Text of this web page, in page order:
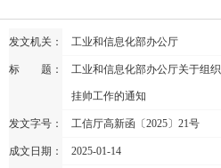
发文机关： 工业和信息化部办公厅
标 题： 工业和信息化部办公厅关于组
挂帅工作的通知
发文字号： 工信厅高新函〔2025〕21号
成文日期： 2025-01-14